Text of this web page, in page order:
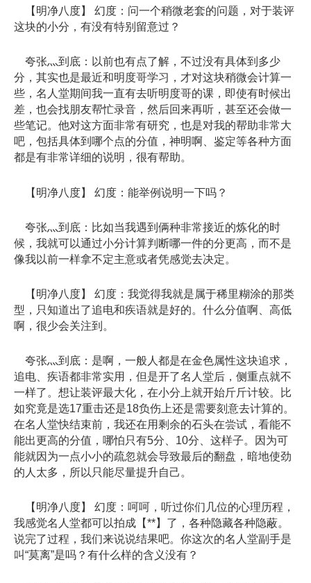
【明净八度】 幻度：问一个稍微老套的问题，对于装评
这块的小分，有没有特别留意过？
夸张灬到底：以前也有点了解，不过没有具体到多少
分，其实也是最近和明度哥学习，才对这块稍微会计算一
些，名人堂期间我一直有去听明度哥的课，即使有时候出
差，也会找朋友帮忙录音，然后回来再听，甚至还会做一
些笔记。他对这方面非常有研究，也是对我的帮助非常大
吧，包括具体到哪个点的分值，神明啊、鉴定等各种方面
都是有非常详细的说明，很有帮助。
【明净八度】 幻度：能举例说明一下吗？
夸张灬到底：比如当我遇到俩种非常接近的炼化的时
候，我就可以通过小分计算判断哪一件的分更高，而不是
像我以前一样拿不定主意或者凭感觉去决定。
【明净八度】 幻度：我觉得我就是属于稀里糊涂的那类
型，只知道出了追电和疾语就是好的。什么分值啊、高低
啊，很少会关注到。
夸张灬到底：是啊，一般人都是在金色属性这块追求，
追电、疾语都非常实用，但是开了名人堂后，侧重点就不
一样了。想让装评最大化，在小分上就开始斤斤计较。比
如究竟是选17重击还是18负伤上还是需要刻意去计算的。
在名人堂快结束前，我还在用剩余的石头在尝试，看能不
能出更高的分值，哪怕只有5分、10分、这样子。因为可
能就因为一点小小的疏忽就会导致最后的翻盘，暗地使劲
的人太多，所以只能尽量提升自己。
【明净八度】 幻度：呵呵，听过你们几位的心理历程，
我感觉名人堂都可以拍成【**】了，各种隐藏各种隐蔽。
说完了过程，我们来说说结果吧。你这次的名人堂副手是
叫“莫离”是吗？有什么样的含义没有？